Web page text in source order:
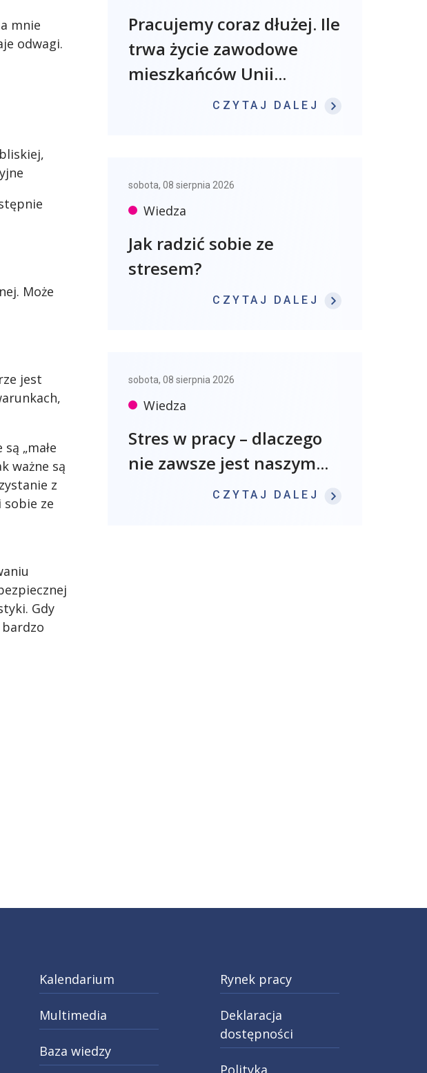
mnie
odwagi.
Może
jest
„małe
ważne są
z
sobie ze
Gdy
bardzo
Pracujemy coraz dłużej. Ile
trwa życie zawodowe
mieszkańców Unii...
CZYTAJ DALEJ :
sobota, 08 sierpnia 2026
Wiedza
Jak radzić sobie ze
stresem?
CZYTAJ DALEJ : JAK RADZIĆ
sobota, 08 sierpnia 2026
Wiedza
Stres w pracy – dlaczego
nie zawsze jest naszym...
CZYTAJ DALEJ : STRES W
Kalendarium
Multimedia
Baza wiedzy
Rynek pracy
Deklaracja
dostępności